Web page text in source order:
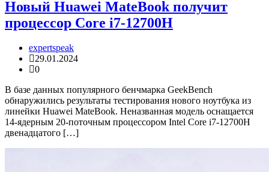
Новый Huawei MateBook получит
процессор Core i7-12700H
expertspeak
29.01.2024
0
В базе данных популярного бенчмарка GeekBench
обнаружились результаты тестирования нового ноутбука из
линейки Huawei MateBook. Неназванная модель оснащается
14-ядерным 20-поточным процессором Intel Core i7-12700H
двенадцатого […]